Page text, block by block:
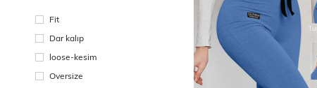
Fit
Dar kalıp
loose-kesim
Oversize